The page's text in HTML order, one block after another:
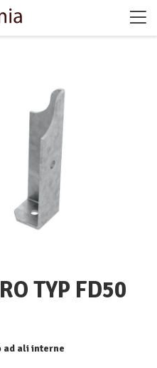
TYP FD50
ad ali interne